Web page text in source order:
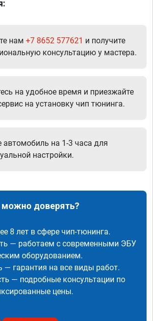
нам +7 8652 577621 и получите
консультацию у мастера.
на удобное время и приезжайте
на установку чип тюнинга.
автомобиль на 1-3 часа для
настройки.
доверять?
8 лет в сфере чип-тюнинга.
— работаем с современными ЭБУ
оборудованием.
— гарантия на все виды работ.
— подробные консультации по
цены.